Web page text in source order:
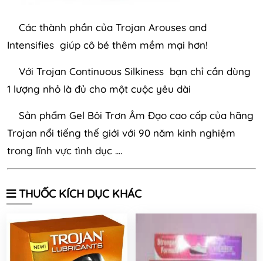
Các thành phần của Trojan Arouses and
Intensifies giúp cô bé thêm mềm mại hơn!
Với Trojan Continuous Silkiness bạn chỉ cần dùng
1 lượng nhỏ là đủ cho một cuộc yêu dài
Sản phẩm Gel Bôi Trơn Âm Đạo cao cấp của hãng
Trojan nổi tiếng thế giới với 90 năm kinh nghiệm
trong lĩnh vực tình dục ....
THUỐC KÍCH DỤC KHÁC